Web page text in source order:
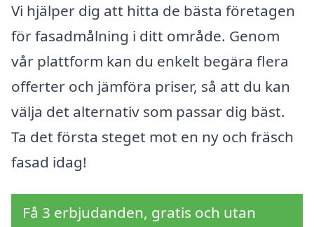
Vi hjälper dig att hitta de bästa företagen
för fasadmålning i ditt område. Genom
vår plattform kan du enkelt begära flera
offerter och jämföra priser, så att du kan
välja det alternativ som passar dig bäst.
Ta det första steget mot en ny och fräsch
fasad idag!
Få 3 erbjudanden, gratis och utan